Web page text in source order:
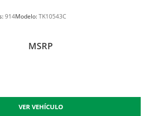
914Modelo:TK10543C
MSRP
VER VEHÍCULO